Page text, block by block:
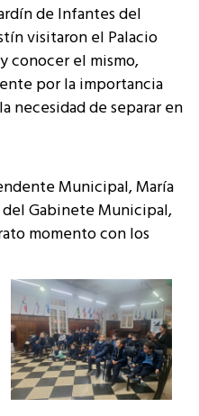
de Infantes del
visitaron el Palacio
conocer el mismo,
por la importancia
necesidad de separar en
Municipal, María
Gabinete Municipal,
momento con los